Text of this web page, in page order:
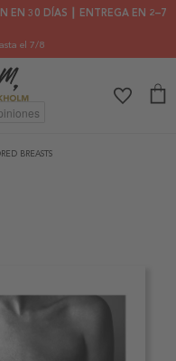
EN 30 DÍAS ┃ ENTREGA EN 2–7
el 7/8
BREASTS